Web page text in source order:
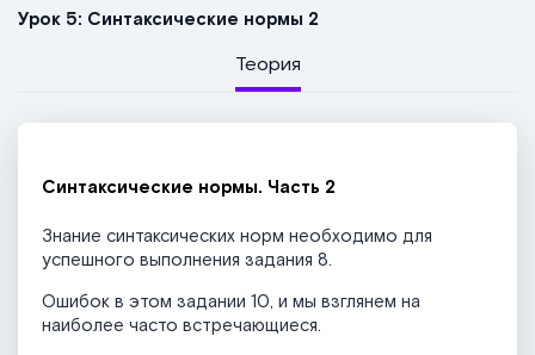
Урок 5: Синтаксические нормы 2
Теория
Синтаксические нормы. Часть 2
Знание синтаксических норм необходимо для
успешного выполнения задания 8.
Ошибок в этом задании 10, и мы взглянем на
наиболее часто встречающиеся.